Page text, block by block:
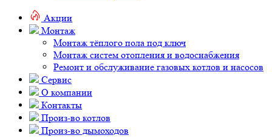
Акции
Монтаж
Монтаж тёплого пола под ключ
Монтаж систем отопления и водоснабжения
Ремонт и обслуживание газовых котлов и насосов
Сервис
О компании
Контакты
Произ-во котлов
Произ-во дымоходов